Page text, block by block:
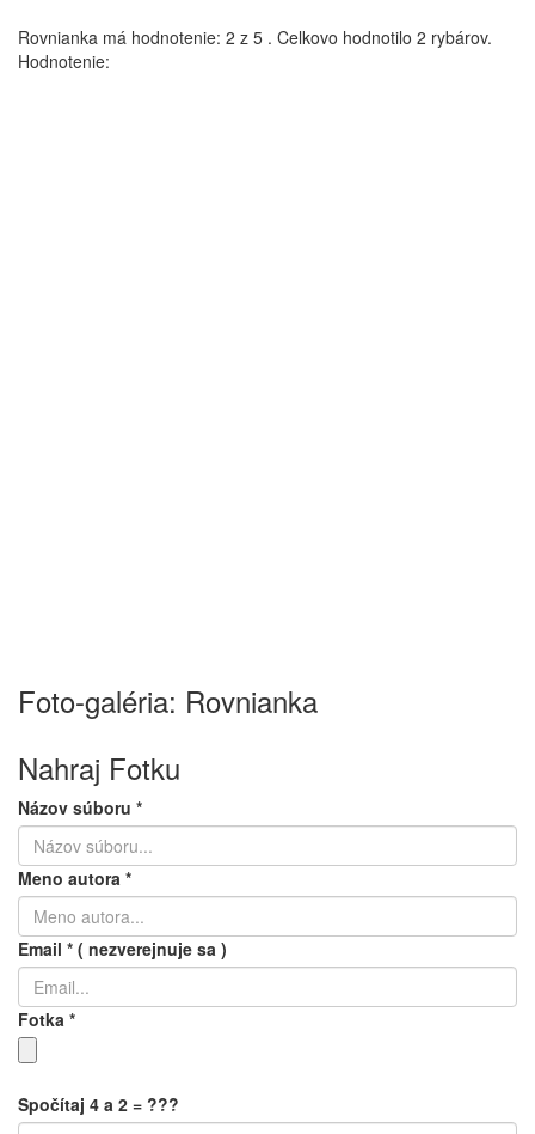
Rovnianka má hodnotenie: 2 z 5 . Celkovo hodnotilo 2 rybárov.
Hodnotenie:
Foto-galéria: Rovnianka
Nahraj Fotku
Názov súboru *
Meno autora *
Email * ( nezverejnuje sa )
Fotka *
Spočítaj 4 a 2 = ???